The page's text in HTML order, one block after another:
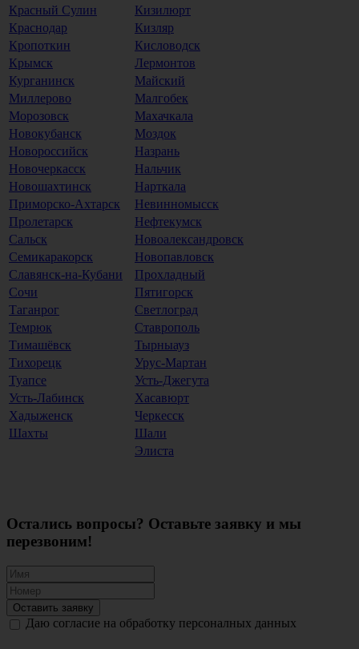
Красный Сулин
Кизилюрт
Краснодар
Кизляр
Кропоткин
Кисловодск
Крымск
Лермонтов
Курганинск
Майский
Миллерово
Малгобек
Морозовск
Махачкала
Новокубанск
Моздок
Новороссийск
Назрань
Новочеркасск
Нальчик
Новошахтинск
Нарткала
Приморско-Ахтарск
Невинномысск
Пролетарск
Нефтекумск
Сальск
Новоалександровск
Семикаракорск
Новопавловск
Славянск-на-Кубани
Прохладный
Сочи
Пятигорск
Таганрог
Светлоград
Темрюк
Ставрополь
Тимашёвск
Тырныауз
Тихорецк
Урус-Мартан
Туапсе
Усть-Джегута
Усть-Лабинск
Хасавюрт
Хадыженск
Черкесск
Шахты
Шали
Элиста
Остались вопросы? Оставьте заявку и мы
перезвоним!
Оставить заявку
Даю согласие на обработку персоналных данных